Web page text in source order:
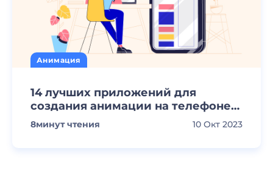
Анимация
14 лучших приложений для
создания анимации на телефоне
[2023]
8минут чтения 10 Окт 2023